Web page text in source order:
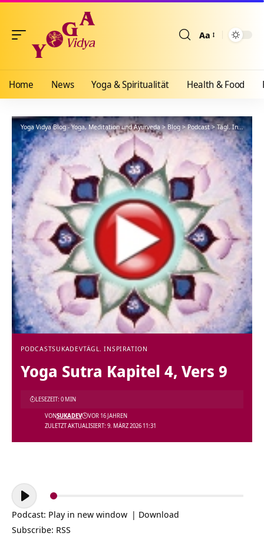
Aa
Home News Yoga & Spiritualität Health & Food
Yoga Vidya Blog - Yoga, Meditation und Ayurveda>Blog>Podcast>Tägl. Inspiration
PODCASTSUKADEVTÄGL. INSPIRATION
Yoga Sutra Kapitel 4, Vers 9
ZULETZT AKTUALISIERT: 9. MÄRZ 2026 11:31
VONSUKADEV VOR 16 JAHREN
LESEZEIT: 0 MIN
Audio-
Player
Podcast: Play in new window | Download
Subscribe: RSS